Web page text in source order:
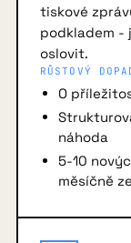
tiskové
podkladem -
oslovit.
RŮSTOVÝ
O
náhoda
5-10
měsíčně